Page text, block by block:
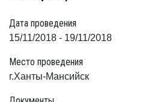
Дата проведения
15/11/2018 - 19/11/2018
Место проведения
г.Ханты-Мансийск